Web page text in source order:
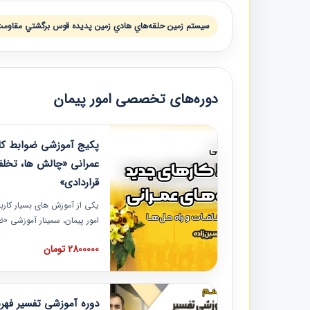
سيستم زمين حلقه‌هاي هادي زمين پديده قوس برگشتي
دوره‌های تخصصی امور پیمان
پکیج آموزشی ضوابط
عمرانی «چالش ها،
قراردادی»
یکی از آموزش‏‏‏‏‏‏ های بسیار
امور پیمان، سمینار آموزشی
عمرانی» چالش ها،
در محل سندیکای شرکت های
به همراه تجربیات عملی
2800000 تومان
دوره آموزشی تفسیر